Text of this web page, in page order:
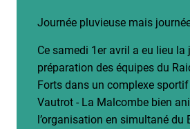
Journée pluvieuse mais
Ce samedi 1er avril a eu lieu la
préparation des équipes du
Forts dans un complexe
Vautrot - La Malcombe bien
l’organisation en simultané du